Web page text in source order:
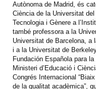
Autònoma de Madrid, és
Ciència de la Universitat
Tecnologia i Gènere a
també professora a la
Universitat de Barcelona, a
i a la Universitat de
Fundación Española para
Ministeri d’Educació i
Congrés Internacional
de la qualitat acadèmica”,